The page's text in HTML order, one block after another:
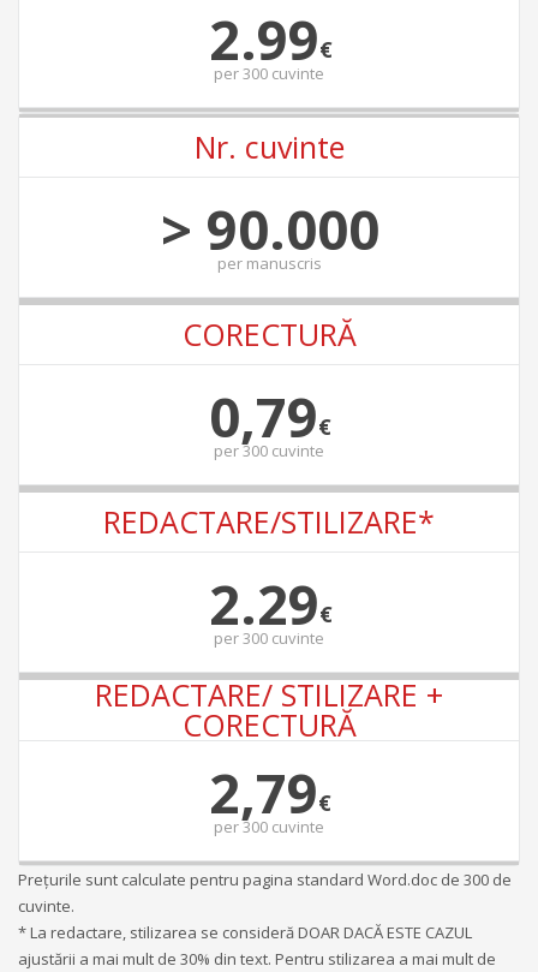
2.99€
per 300 cuvinte
Nr. cuvinte
> 90.000
per manuscris
CORECTURĂ
0,79€
per300 cuvinte
REDACTARE/STILIZARE*
2.29€
per 300 cuvinte
REDACTARE/ STILIZARE +
CORECTURĂ
2,79€
per300 cuvinte
Preţurile sunt calculate pentru pagina standard Word.doc de 300 de
cuvinte.
* La redactare, stilizarea se consideră DOAR DACĂ ESTE CAZUL
ajustării a mai mult de 30% din text. Pentru stilizarea a mai mult de